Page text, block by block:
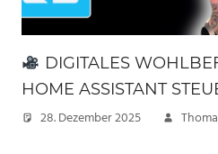
DIGITALES
HOME ASSISTANT
28. Dezember 2025